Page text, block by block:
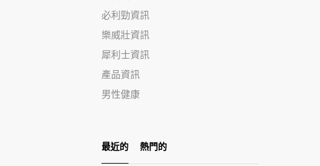
必利勁資訊
樂威壯資訊
犀利士資訊
產品資訊
男性健康
最近的 熱門的